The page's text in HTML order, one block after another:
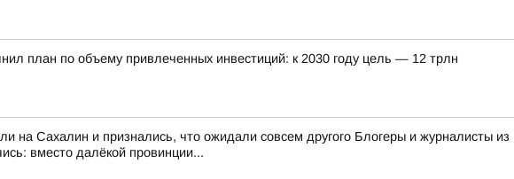
план по объему привлеченных инвестиций: к 2030 году цель — 12 трлн
на Сахалин и признались, что ожидали совсем другого Блогеры и журналисты
вместо далёкой провинции...